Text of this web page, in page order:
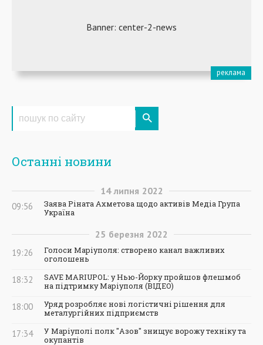
Останні новини
14 липня 2022
09:56
Заява Ріната Ахметова щодо активів Медіа Група
Україна
25 березня 2022
19:26
Голоси Маріуполя: створено канал важливих
оголошень
18:32
SAVE MARIUPOL: у Нью-Йорку пройшов флешмоб
на підтримку Маріуполя (ВІДЕО)
18:00
Уряд розробляє нові логістичні рішення для
металургійних підприємств
17:34
У Маріуполі полк "Азов" знищує ворожу техніку та
окупантів